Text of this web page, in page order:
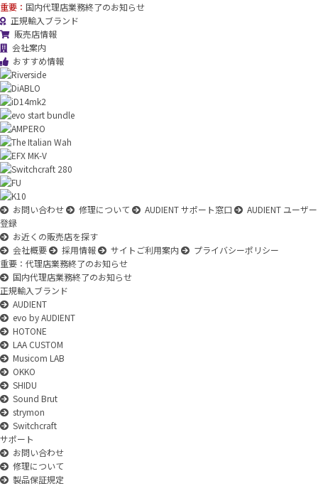
重要： 国内代理店業務終了のお知らせ
正規輸入ブランド
販売店情報
会社案内
おすすめ情報
お問い合わせ 修理について AUDIENT サポート窓口
AUDIENT ユーザー
登録
お近くの販売店を探す
会社概要
採用情報 サイトご利用案内
プライバシーポリシー
重要：代理店業務終了のお知らせ
国内代理店業務終了のお知らせ
正規輸入ブランド
AUDIENT
evo by AUDIENT
HOTONE
LAA CUSTOM
Musicom LAB
OKKO
SHIDU
Sound Brut
strymon
Switchcraft
サポート
お問い合わせ
修理について
製品保証規定